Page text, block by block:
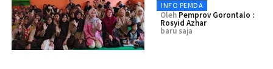
INFO PEMDA
Oleh Pemprov Gorontalo :
Rosyid Azhar
baru saja